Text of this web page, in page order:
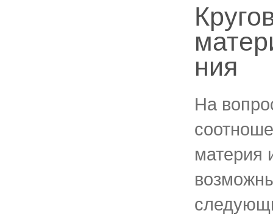
ния
На
материя